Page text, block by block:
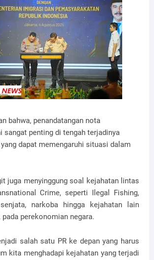
bahwa, penandatangan nota
sangat penting di tengah terjadinya
dapat memengaruhi situasi dalam
juga menyinggung soal kejahatan lintas
Crime, seperti Ilegal Fishing,
senjata, narkoba hingga kejahatan lain
perekonomian negara.
salah satu PR ke depan yang harus
kita menghadapi kejahatan yang terjadi